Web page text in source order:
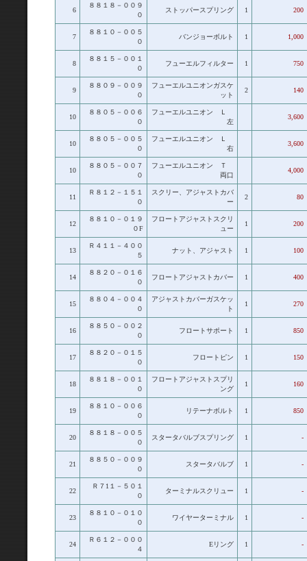
6
８８１８－００９
０
ストッパースプリング 1 200
7
８８１０－００５
０
バンジョーボルト 1 1,000
8
８８１５－００１
０
フューエルフィルター 1 750
9
８８０９－００９
０
フューエルユニオンガスケ
ット
2 140
10
８８０５－００６
０
フューエルユニオン Ｌ
左
3,600
10
８８０５－００５
０
フューエルユニオン Ｌ
右
3,600
10
８８０５－００７
０
フューエルユニオン Ｔ
両口
4,000
11
Ｒ８１２－１５１
０
スクリー、アジャストカバ
ー
2 80
12
８８１０－０１９
０F
フロートアジャストスクリ
ュー
1 200
13
Ｒ４１１－４００
５
ナット、アジャスト 1 100
14
８８２０－０１６
０
フロートアジャストカバー 1 400
15
８８０４－００４
０
アジャストカバーガスケッ
ト
1 270
16
８８５０－００２
０
フロートサポート 1 850
17
８８２０－０１５
０
フロートピン 1 150
18
８８１８－００１
０
フロートアジャストスプリ
ング
1 160
19
８８１０－００６
０
リテーナボルト 1 850
20
８８１８－００５
０
スタータバルブスプリング 1 -
21
８８５０－００９
０
スタータバルブ 1 -
22
Ｒ７1１－５０１
０
ターミナルスクリュー 1 -
23
８８１０－０１０
０
ワイヤーターミナル 1 -
24
Ｒ６１２－０００
４
Eリング 1 -